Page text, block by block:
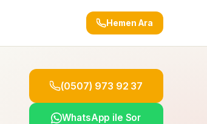
Hemen Ara
(0507) 973 92 37
WhatsApp ile Sor